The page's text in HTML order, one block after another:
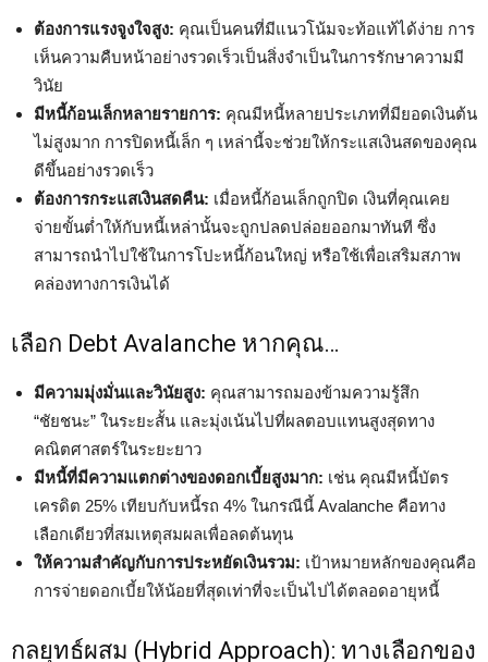
ต้องการแรงจูงใจสูง: คุณเป็นคนที่มีแนวโน้มจะท้อแท้ได้ง่าย การ
เห็นความคืบหน้าอย่างรวดเร็วเป็นสิ่งจำเป็นในการรักษาความมี
วินัย
มีหนี้ก้อนเล็กหลายรายการ: คุณมีหนี้หลายประเภทที่มียอดเงินต้น
ไม่สูงมาก การปิดหนี้เล็ก ๆ เหล่านี้จะช่วยให้กระแสเงินสดของคุณ
ดีขึ้นอย่างรวดเร็ว
ต้องการกระแสเงินสดคืน: เมื่อหนี้ก้อนเล็กถูกปิด เงินที่คุณเคย
จ่ายขั้นต่ำให้กับหนี้เหล่านั้นจะถูกปลดปล่อยออกมาทันที ซึ่ง
สามารถนำไปใช้ในการโปะหนี้ก้อนใหญ่ หรือใช้เพื่อเสริมสภาพ
คล่องทางการเงินได้
เลือก Debt Avalanche หากคุณ…
มีความมุ่งมั่นและวินัยสูง: คุณสามารถมองข้ามความรู้สึก
“ชัยชนะ” ในระยะสั้น และมุ่งเน้นไปที่ผลตอบแทนสูงสุดทาง
คณิตศาสตร์ในระยะยาว
มีหนี้ที่มีความแตกต่างของดอกเบี้ยสูงมาก: เช่น คุณมีหนี้บัตร
เครดิต 25% เทียบกับหนี้รถ 4% ในกรณีนี้ Avalanche คือทาง
เลือกเดียวที่สมเหตุสมผลเพื่อลดต้นทุน
ให้ความสำคัญกับการประหยัดเงินรวม: เป้าหมายหลักของคุณคือ
การจ่ายดอกเบี้ยให้น้อยที่สุดเท่าที่จะเป็นไปได้ตลอดอายุหนี้
กลยุทธ์ผสม (Hybrid Approach): ทางเลือกของ